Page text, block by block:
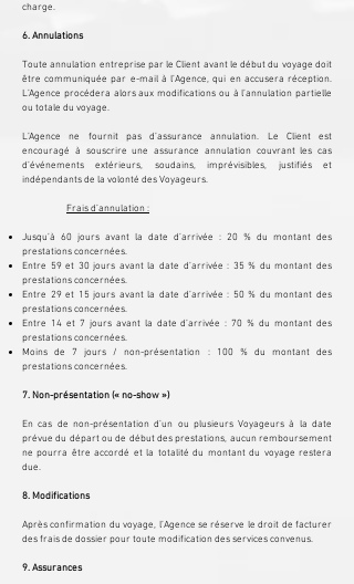
charge.
6. Annulations
Toute annulation entreprise par le Client avant le début du voyage doit
être communiquée par e-mail à l’Agence, qui en accusera réception.
L’Agence procédera alors aux modifications ou à l’annulation partielle
ou totale du voyage.
L’Agence ne fournit pas d’assurance annulation. Le Client est
encouragé à souscrire une assurance annulation couvrant les cas
d’événements extérieurs, soudains, imprévisibles, justifiés et
indépendants de la volonté des Voyageurs.
Frais d’annulation :
Jusqu’à 60 jours avant la date d’arrivée : 20 % du montant des
prestations concernées.
Entre 59 et 30 jours avant la date d’arrivée : 35 % du montant des
prestations concernées.
Entre 29 et 15 jours avant la date d’arrivée : 50 % du montant des
prestations concernées.
Entre 14 et 7 jours avant la date d’arrivée : 70 % du montant des
prestations concernées.
Moins de 7 jours / non-présentation : 100 % du montant des
prestations concernées.
7. Non-présentation (« no-show »)
En cas de non-présentation d’un ou plusieurs Voyageurs à la date
prévue du départ ou de début des prestations, aucun remboursement
ne pourra être accordé et la totalité du montant du voyage restera
due.
8. Modifications
Après confirmation du voyage, l’Agence se réserve le droit de facturer
des frais de dossier pour toute modification des services convenus.
9. Assurances